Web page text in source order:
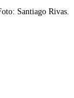
Santiago Rivas.